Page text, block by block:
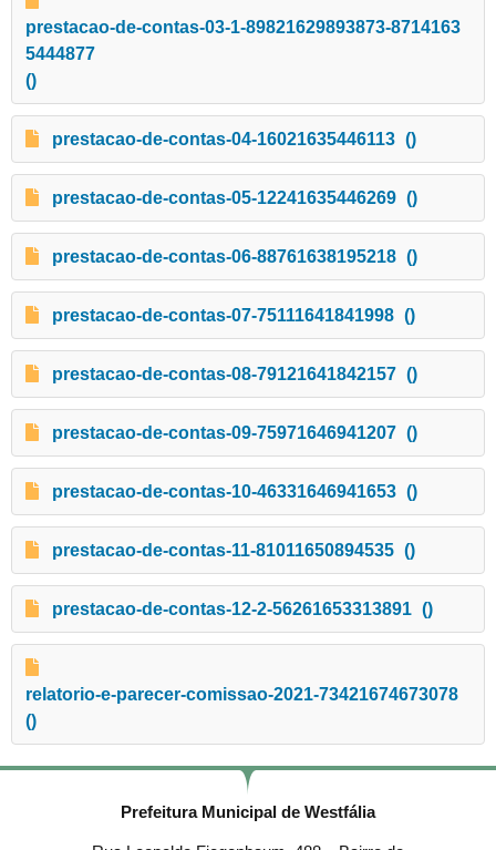
prestacao-de-contas-03-1-89821629893873-8714163
5444877
()
prestacao-de-contas-04-16021635446113 ()
prestacao-de-contas-05-12241635446269 ()
prestacao-de-contas-06-88761638195218 ()
prestacao-de-contas-07-75111641841998 ()
prestacao-de-contas-08-79121641842157 ()
prestacao-de-contas-09-75971646941207 ()
prestacao-de-contas-10-46331646941653 ()
prestacao-de-contas-11-81011650894535 ()
prestacao-de-contas-12-2-56261653313891 ()
relatorio-e-parecer-comissao-2021-73421674673078
()
Prefeitura Municipal de Westfália